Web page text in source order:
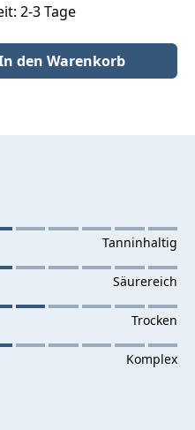
2-3 Tage
Wert ein oder benutze
den Warenkorb